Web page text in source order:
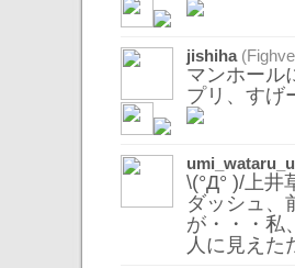
jishiha(
マンホール
プリ、すげ
\(°Д° )/上井
ダッシュ、
が・・・私
人に見えた